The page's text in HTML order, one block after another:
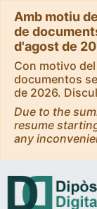
Amb motiu
de
d'agost de
Con motivo
documentos
de 2026.
Due to the
resume
any